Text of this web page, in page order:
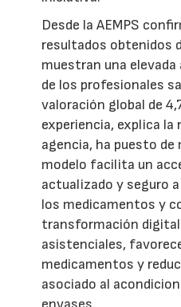
Desde la AEMPS
resultados obtenidos
muestran una
de los profesionales
valoración global de
experiencia, explica
agencia, ha puesto
modelo facilita un
actualizado y seguro
los medicamentos y
transformación
asistenciales,
medicamentos y
asociado al